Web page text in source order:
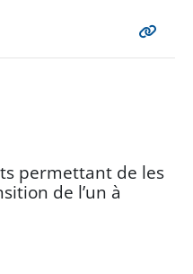
permettant de les
de l’un à